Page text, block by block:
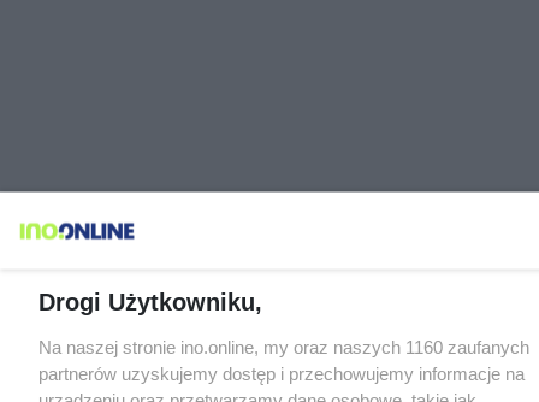
Drogi Użytkowniku,
Na naszej stronie ino.online, my oraz naszych 1160 zaufanych
partnerów uzyskujemy dostęp i przechowujemy informacje na